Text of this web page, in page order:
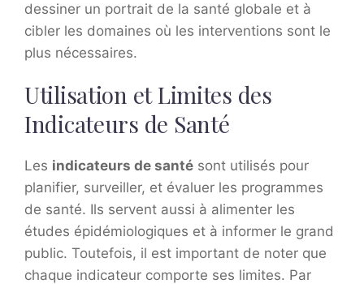
dessiner un portrait de la santé globale et à
cibler les domaines où les interventions sont le
plus nécessaires.
Utilisation et Limites des
Indicateurs de Santé
Les indicateurs de santé sont utilisés pour
planifier, surveiller, et évaluer les programmes
de santé. Ils servent aussi à alimenter les
études épidémiologiques et à informer le grand
public. Toutefois, il est important de noter que
chaque indicateur comporte ses limites. Par